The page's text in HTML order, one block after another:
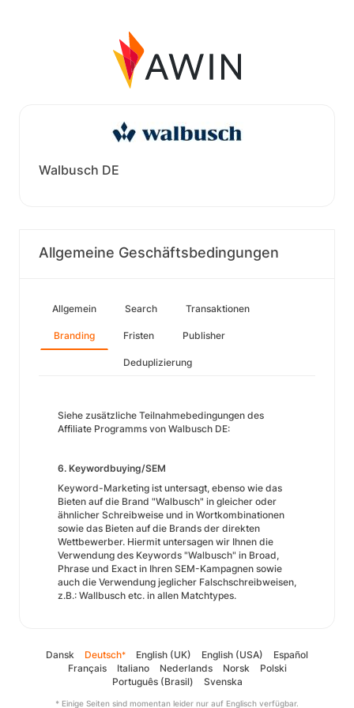
Walbusch DE
Allgemeine Geschäftsbedingungen
Allgemein Search Transaktionen
Branding Fristen Publisher
Deduplizierung
Siehe zusätzliche Teilnahmebedingungen des
Affiliate Programms von Walbusch DE:
6. Keywordbuying/SEM
Keyword-Marketing ist untersagt, ebenso wie das
Bieten auf die Brand "Walbusch" in gleicher oder
ähnlicher Schreibweise und in Wortkombinationen
sowie das Bieten auf die Brands der direkten
Wettbewerber. Hiermit untersagen wir Ihnen die
Verwendung des Keywords "Walbusch" in Broad,
Phrase und Exact in Ihren SEM-Kampagnen sowie
auch die Verwendung jeglicher Falschschreibweisen,
z.B.: Wallbusch etc. in allen Matchtypes.
Dansk Deutsch* English (UK) English (USA)
Español
Français
Italiano Nederlands Norsk
Polski
Português (Brasil)
Svenska
* Einige Seiten sind momentan leider nur auf Englisch verfügbar.